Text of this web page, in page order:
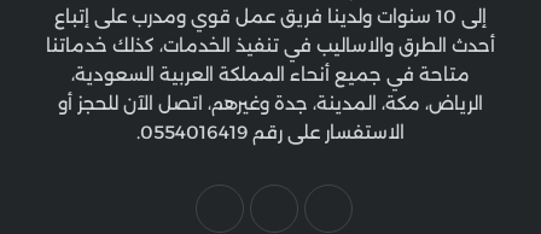
إلى 10 سنوات ولدينا فريق عمل قوي ومدرب على إتباع
أحدث الطرق والاساليب في تنفيذ الخدمات، كذلك خدماتنا
متاحة في جميع أنحاء المملكة العربية السعودية،
الرياض، مكة، المدينة، جدة وغيرهم، اتصل الآن للحجز أو
الاستفسار على رقم 0554016419.